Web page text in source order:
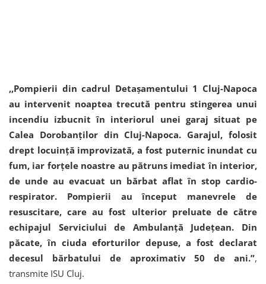
,,Pompierii din cadrul Detașamentului 1 Cluj-Napoca
au intervenit noaptea trecută pentru stingerea unui
incendiu izbucnit în interiorul unei garaj situat pe
Calea Dorobanților din Cluj-Napoca. Garajul, folosit
drept locuință improvizată, a fost puternic inundat cu
fum, iar forțele noastre au pătruns imediat în interior,
de unde au evacuat un bărbat aflat în stop cardio-
respirator. Pompierii au început manevrele de
resuscitare, care au fost ulterior preluate de către
echipajul Serviciului de Ambulanță Județean. Din
păcate, în ciuda eforturilor depuse, a fost declarat
decesul bărbatului de aproximativ 50 de ani.”,
transmite ISU Cluj.